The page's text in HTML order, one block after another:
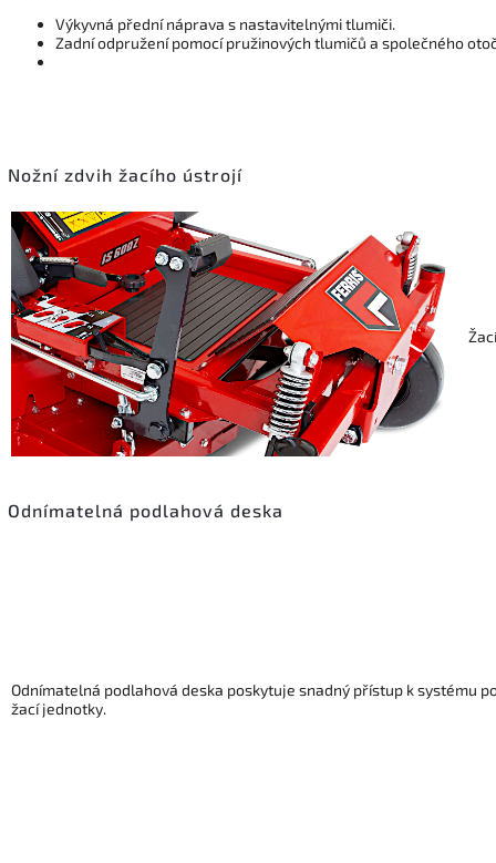
Výkyvná přední náprava s nastavitelnými tlumiči.
Zadní odpružení pomocí pružinových tlumičů a společného
Nožní zdvih žacího ústrojí
Odnímatelná podlahová deska
Odnímatelná podlahová deska poskytuje snadný přístup k systému
žací jednotky.